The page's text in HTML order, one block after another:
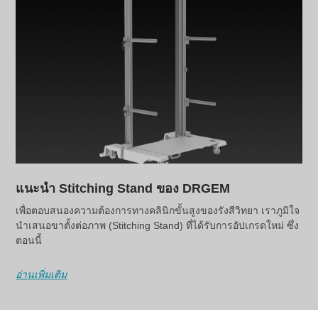
แนะนำ Stitching Stand ของ DRGEM
เพื่อตอบสนองความต้องการทางคลินิกขั้นสูงของรังสีวิทยา เราภูมิใจ
นำเสนอขาตั้งต่อภาพ (Stitching Stand) ที่ได้รับการอัปเกรดใหม่ ซึ่ง
ตอนนี้
อ่านเพิ่มเติม